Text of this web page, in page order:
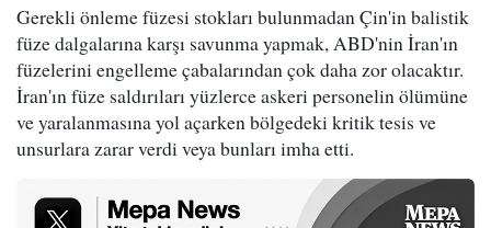
Gerekli önleme füzesi stokları bulunmadan Çin'in balistik
füze dalgalarına karşı savunma yapmak, ABD'nin İran'ın
füzelerini engelleme çabalarından çok daha zor olacaktır.
İran'ın füze saldırıları yüzlerce askeri personelin ölümüne
ve yaralanmasına yol açarken bölgedeki kritik tesis ve
unsurlara zarar verdi veya bunları imha etti.